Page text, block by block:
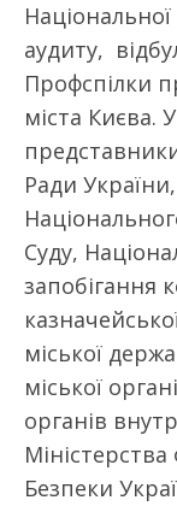
Національної
аудиту,
Профспілки
міста Києва.
Ради
Суду,
запобігання
міської
міської
органів
Безпеки